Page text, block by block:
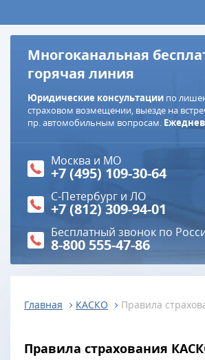
Многоканальная
горячая линия
Юридические консультации по
страховом возмещении, выезде на
пр. автомобильным вопросам.
Москва и МО
+7 (495) 109-30-64
С-Петербург и ЛО
+7 (812) 309-94-01
Бесплатный звонок по
8-800 555-47-86
Главная КАСКО Правила
Правила страхования